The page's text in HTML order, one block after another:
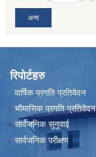
अन्य
रिपोर्टहरु
वार्षिक प्रगति प्रतिवेदन
चौमासिक प्रगति प्रतिवेदन
सार्वजनिक सुनुवाई
सार्वजनिक परीक्षण